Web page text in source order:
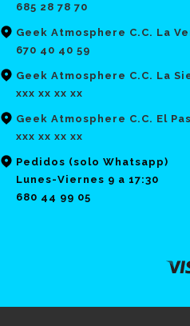
685 28 78 70
Geek Atmosphere C.C. La
670 40 40 59
Geek Atmosphere C.C. La
xxx xx xx xx
Geek Atmosphere C.C. El
xxx xx xx xx
Pedidos (solo Whatsapp)
Lunes-Viernes 9 a 17:30
680 44 99 05